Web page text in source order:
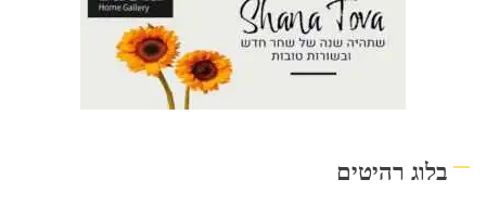
בלוג רהיטים